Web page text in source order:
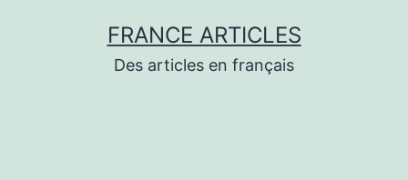
FRANCE ARTICLES
Des articles en français